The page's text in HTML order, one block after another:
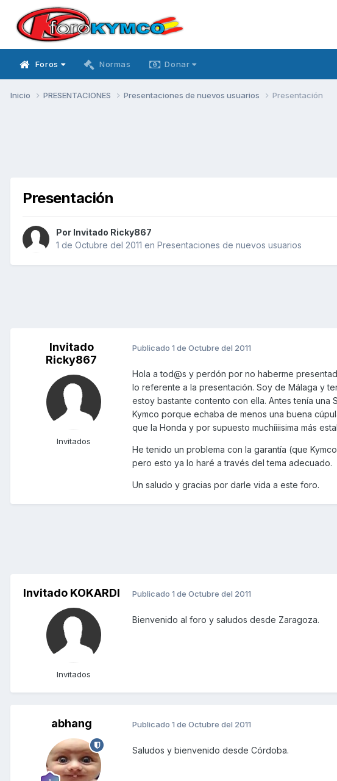
Foros Normas Donar
Inicio PRESENTACIONES Presentaciones de nuevos usuarios Presentación
Presentación
Por Invitado Ricky867
1 de Octubre del 2011 en Presentaciones de nuevos usuarios
Invitado
Ricky867
Invitados
Publicado 1 de Octubre del 2011
Hola a tod@s y perdón por no haberme
lo referente a la presentación. Soy de Málaga y
estoy bastante contento con ella. Antes tenía
Kymco porque echaba de menos una buena
que la Honda y por supuesto muchíiiisima más
He tenido un problema con la garantía (que
pero esto ya lo haré a través del tema adecuado.
Un saludo y gracias por darle vida a este foro.
Invitado KOKARDI
Invitados
Publicado 1 de Octubre del 2011
Bienvenido al foro y saludos desde Zaragoza.
abhang Publicado 1 de Octubre del 2011
Saludos y bienvenido desde Córdoba.